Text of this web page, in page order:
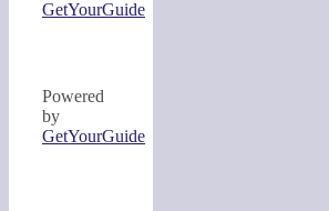
GetYourGuide
Powered
by
GetYourGuide